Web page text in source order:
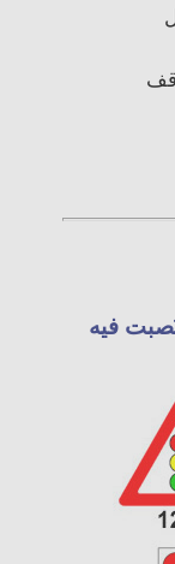
فيه